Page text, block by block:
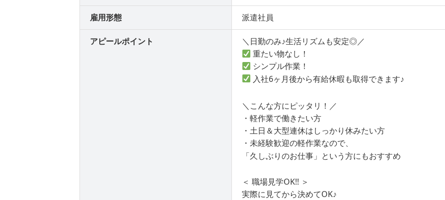
雇用形態 派遣社員
アピールポイント
＼日勤のみ♪生活リズムも安定◎／
重たい物なし！
シンプル作業！
入社6ヶ月後から有給休暇も取得できます♪
＼こんな方にピッタリ！／
・軽作業で働きたい方
・土日＆大型連休はしっかり休みたい方
・未経験歓迎の軽作業なので、
「久しぶりのお仕事」という方にもおすすめ
＜ 職場見学OK!! ＞
実際に見てから決めてOK♪